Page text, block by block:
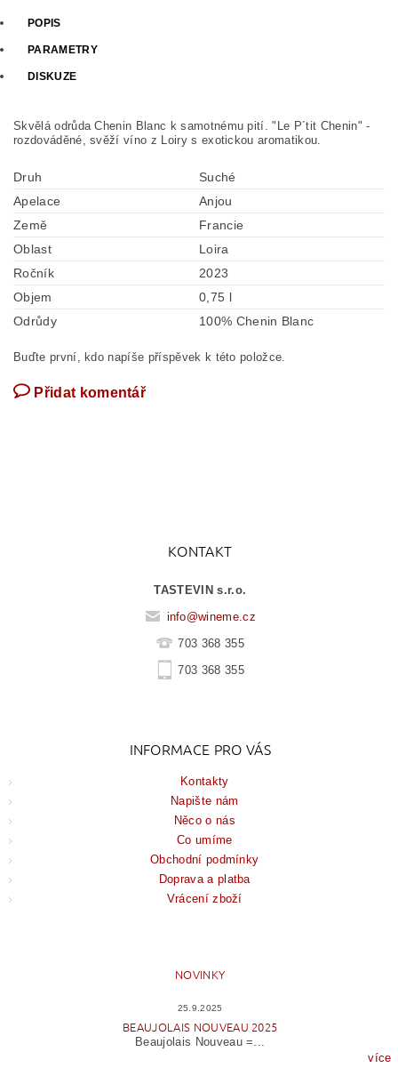
POPIS
PARAMETRY
DISKUZE
Skvělá odrůda Chenin Blanc k samotnému pití. "Le P´tit Chenin" -
rozdováděné, svěží víno z Loiry s exotickou aromatikou.
Druh
Suché
Apelace
Anjou
Země
Francie
Oblast
Loira
Ročník
2023
Objem
0,75 l
Odrůdy
100% Chenin Blanc
Buďte první, kdo napíše příspěvek k této položce.
Přidat komentář
KONTAKT
TASTEVIN s.r.o.
info@wineme.cz
703 368 355
703 368 355
INFORMACE PRO VÁS
Kontakty
Napište nám
Něco o nás
Co umíme
Obchodní podmínky
Doprava a platba
Vrácení zboží
NOVINKY
25.9.2025
BEAUJOLAIS NOUVEAU 2025
Beaujolais Nouveau =...
více